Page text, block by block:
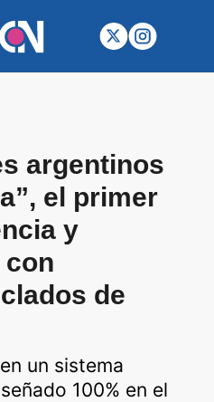
argentinos
el primer
y
de
un sistema
100% en el